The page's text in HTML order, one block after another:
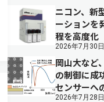
ニコン、新
ーション
程を高度化
2026年7月30日
岡山大など
の制御に
センサーへ
2026年7月28日